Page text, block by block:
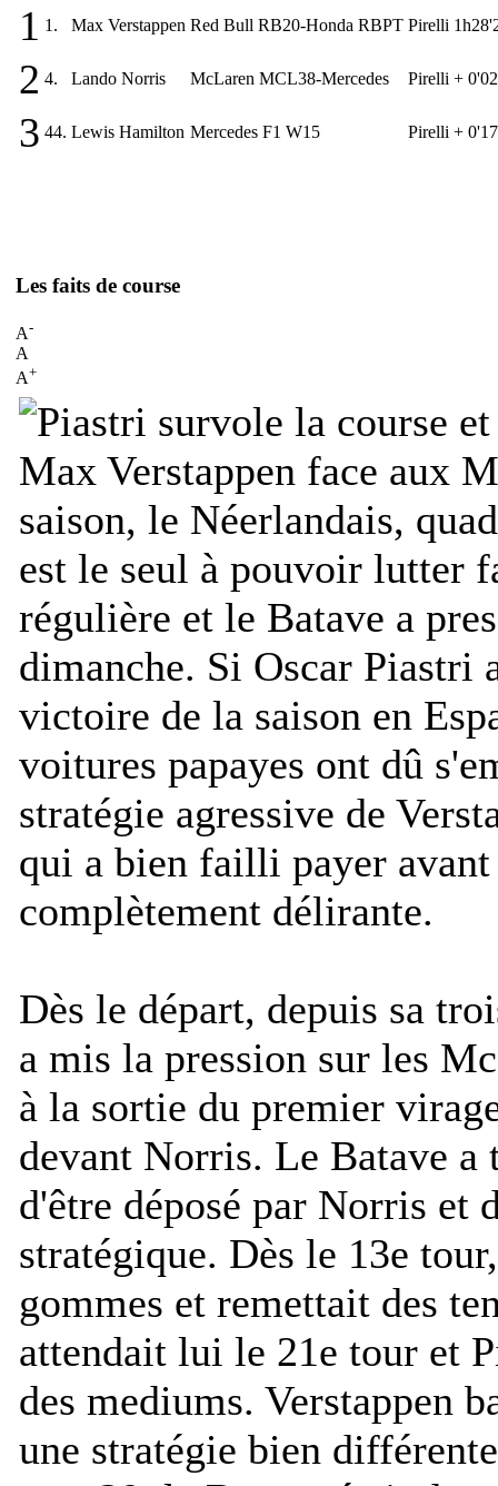
1 1. Max Verstappen Red Bull RB20-Honda RBPT Pirelli
2 4. Lando Norris McLaren MCL38-Mercedes Pirelli +
3 44. Lewis Hamilton Mercedes F1 W15 Pirelli +
Les faits de course
A-
A
A+
Max Verstappen face aux
saison, le Néerlandais,
est le seul à pouvoir lutter
régulière et le Batave a
dimanche. Si Oscar Piastri
victoire de la saison en
voitures papayes ont dû
stratégie agressive de
qui a bien failli payer
complètement délirante.
Dès le départ, depuis sa
a mis la pression sur les
à la sortie du premier
devant Norris. Le Batave a
d'être déposé par Norris et
stratégique. Dès le 13e
gommes et remettait des
attendait lui le 21e tour et
des mediums. Verstappen
une stratégie bien